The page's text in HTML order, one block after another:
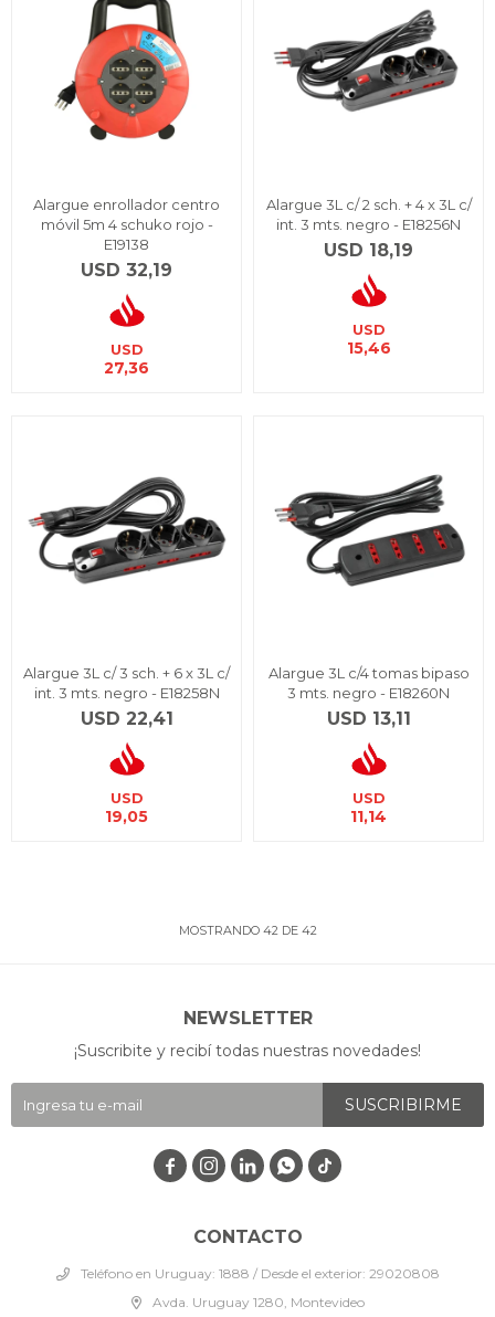
Alargue enrollador centro
móvil 5m 4 schuko rojo -
E19138
USD 32,19
USD
27,36
Alargue 3L c/ 2 sch. + 4 x 3L c/
int. 3 mts. negro - E18256N
USD 18,19
USD
15,46
Alargue 3L c/ 3 sch. + 6 x 3L c/
int. 3 mts. negro - E18258N
USD 22,41
USD
19,05
Alargue 3L c/4 tomas bipaso
3 mts. negro - E18260N
USD 13,11
USD
11,14
MOSTRANDO 42DE 42
CONTACTO
Teléfono en Uruguay: 1888 / Desde el exterior: 29020808
Avda. Uruguay 1280, Montevideo
NEWSLETTER
¡Suscribite y recibí todas nuestras novedades!
SUSCRIBIRME
   